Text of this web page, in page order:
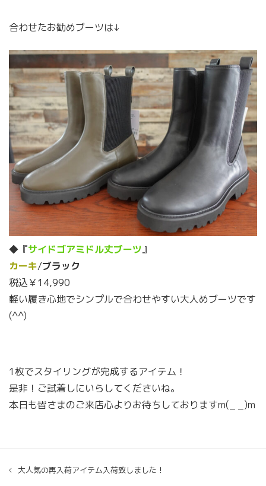
合わせたお勧めブーツは↓
◆『サイドゴアミドル丈ブーツ』
カーキ/ブラック
税込￥14,990
軽い履き心地でシンプルで合わせやすい大人めブーツです
(^^)
1枚でスタイリングが完成するアイテム！
是非！ご試着しにいらしてくださいね。
本日も皆さまのご来店心よりお待ちしておりますm(_ _)m
大人気の再入荷アイテム入荷致しました！